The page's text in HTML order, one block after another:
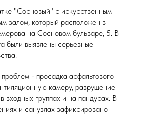
"Сосновый" с искусственным
залом, который расположен в
на Сосновом бульваре, 5. В
были выявлены серьезные
- просадка асфальтового
камеру, разрушение
входных группах и на пандусах. В
и санузлах зафиксировано